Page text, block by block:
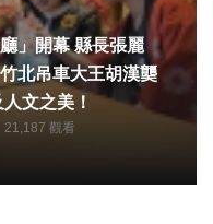
」開幕 縣長張麗
北吊車大王胡漢龑
文之美！
21,187 觀看